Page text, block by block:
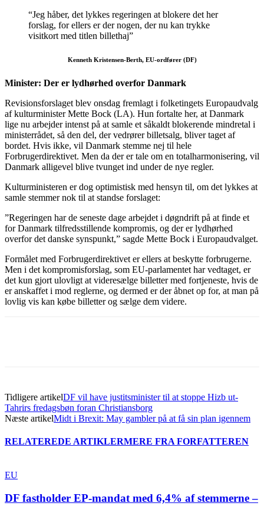
“Jeg håber, det lykkes regeringen at blokere det her
forslag, for ellers er der nogen, der nu kan trykke
visitkort med titlen billethaj”
Kenneth Kristensen-Berth, EU-ordfører (DF)
Minister: Der er lydhørhed overfor Danmark
Revisionsforslaget blev onsdag fremlagt i folketingets Europaudvalg
af kulturminister Mette Bock (LA). Hun fortalte her, at Danmark
lige nu arbejder intenst på at samle et såkaldt blokerende mindretal i
ministerrådet, så den del, der vedrører billetsalg, bliver taget af
bordet. Hvis ikke, vil Danmark stemme nej til hele
Forbrugerdirektivet. Men da der er tale om en totalharmonisering, vil
Danmark alligevel blive tvunget ind under de nye regler.
Kulturministeren er dog optimistisk med hensyn til, om det lykkes at
samle stemmer nok til at standse forslaget:
”Regeringen har de seneste dage arbejdet i døgndrift på at finde et
for Danmark tilfredsstillende kompromis, og der er lydhørhed
overfor det danske synspunkt,” sagde Mette Bock i Europaudvalget.
Formålet med Forbrugerdirektivet er ellers at beskytte forbrugerne.
Men i det kompromisforslag, som EU-parlamentet har vedtaget, er
det kun gjort ulovligt at videresælge billetter med fortjeneste, hvis de
er anskaffet i mod reglerne, og dermed er der åbnet op for, at man på
lovlig vis kan købe billetter og sælge dem videre.
Tidligere artikelDF vil have justitsminister til at stoppe Hizb ut-
Tahrirs fredagsbøn foran Christiansborg
Næste artikelMidt i Brexit: May gambler på at få sin plan igennem
RELATEREDE ARTIKLERMERE FRA FORFATTEREN
EU
DF fastholder EP-mandat med 6,4% af stemmerne –